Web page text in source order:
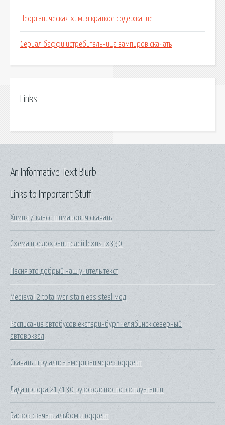
Неорганическая химия краткое содержание
Сериал баффи истребительница вампиров скачать
Links
Links to Important Stuff
Химия 7 класс шиманович скачать
Схема предохранителей lexus rx330
Песня это добрый наш учитель текст
Medieval 2 total war stainless steel мод
Расписание автобусов екатеринбург челябинск северный
автовокзал
Скачать игру алиса американ через торрент
Лада приора 217130 руководство по эксплуатации
Басков скачать альбомы торрент
An Informative Text Blurb